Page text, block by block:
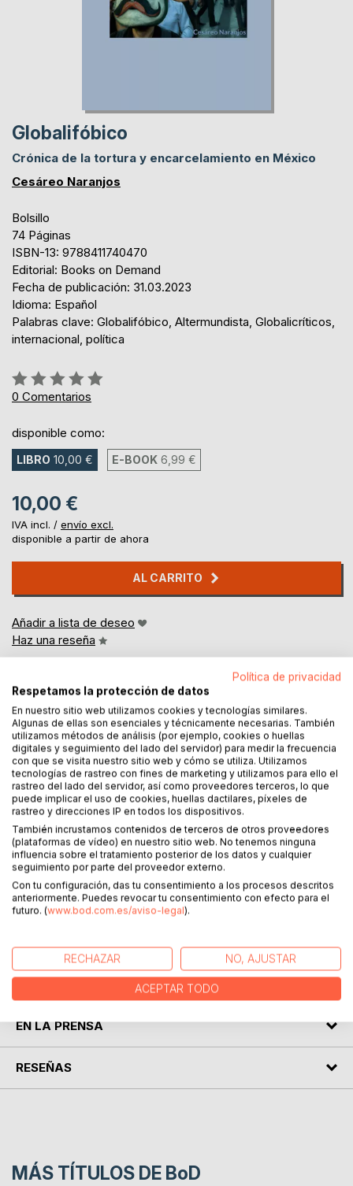
Globalifóbico
Crónica de la tortura y encarcelamiento en México
Cesáreo Naranjos
Bolsillo
74 Páginas
ISBN-13: 9788411740470
Editorial: Books on Demand
Fecha de publicación: 31.03.2023
Idioma: Español
Palabras clave: Globalifóbico, Altermundista, Globalicríticos,
internacional, política
Rating:
0%
0 Comentarios
disponible como:
LIBRO 10,00 € E-BOOK 6,99 €
10,00 €
IVA incl. / envío excl.
disponible a partir de ahora
AL CARRITO
Añadir a lista de deseo
Haz una reseña
DESCRIPCIÓN
Narrar la triste realidad de la justicia mexicana, cuesta
mucho y arriesgas todo, pues en México, siempre se han
violado los derechos humanos de las personas, aquí te
presento una de las muchas atrocidades que cometieron
los gobiernos, representados por los dos partidos políticos
del país, (PRI y PAN).
Una verdadera crónica de lo sucedido el 28 de mayo del
EN LA PRENSA
RESEÑAS
MÁS TÍTULOS DE BoD
Política de privacidad
Respetamos la protección de datos
En nuestro sitio web utilizamos cookies y tecnologías similares.
Algunas de ellas son esenciales y técnicamente necesarias. También
utilizamos métodos de análisis (por ejemplo, cookies o huellas
digitales y seguimiento del lado del servidor) para medir la frecuencia
con que se visita nuestro sitio web y cómo se utiliza. Utilizamos
tecnologías de rastreo con fines de marketing y utilizamos para ello el
rastreo del lado del servidor, así como proveedores terceros, lo que
puede implicar el uso de cookies, huellas dactilares, píxeles de
rastreo y direcciones IP en todos los dispositivos.
También incrustamos contenidos de terceros de otros proveedores
(plataformas de vídeo) en nuestro sitio web. No tenemos ninguna
influencia sobre el tratamiento posterior de los datos y cualquier
seguimiento por parte del proveedor externo.
Con tu configuración, das tu consentimiento a los procesos descritos
anteriormente. Puedes revocar tu consentimiento con efecto para el
futuro. (www.bod.com.es/aviso-legal).
RECHAZAR NO, AJUSTAR
ACEPTAR TODO